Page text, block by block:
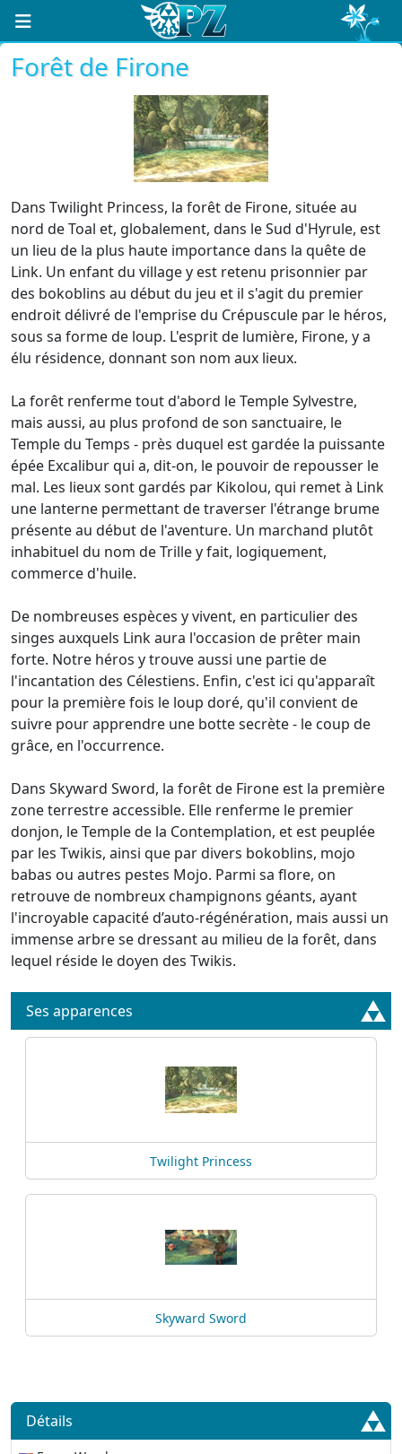
Forêt de Firone
Dans Twilight Princess, la forêt de Firone, située au
nord de Toal et, globalement, dans le Sud d'Hyrule, est
un lieu de la plus haute importance dans la quête de
Link. Un enfant du village y est retenu prisonnier par
des bokoblins au début du jeu et il s'agit du premier
endroit délivré de l'emprise du Crépuscule par le héros,
sous sa forme de loup. L'esprit de lumière, Firone, y a
élu résidence, donnant son nom aux lieux.
La forêt renferme tout d'abord le Temple Sylvestre,
mais aussi, au plus profond de son sanctuaire, le
Temple du Temps - près duquel est gardée la puissante
épée Excalibur qui a, dit-on, le pouvoir de repousser le
mal. Les lieux sont gardés par Kikolou, qui remet à Link
une lanterne permettant de traverser l'étrange brume
présente au début de l'aventure. Un marchand plutôt
inhabituel du nom de Trille y fait, logiquement,
commerce d'huile.
De nombreuses espèces y vivent, en particulier des
singes auxquels Link aura l'occasion de prêter main
forte. Notre héros y trouve aussi une partie de
l'incantation des Célestiens. Enfin, c'est ici qu'apparaît
pour la première fois le loup doré, qu'il convient de
suivre pour apprendre une botte secrète - le coup de
grâce, en l'occurrence.
Dans Skyward Sword, la forêt de Firone est la première
zone terrestre accessible. Elle renferme le premier
donjon, le Temple de la Contemplation, et est peuplée
par les Twikis, ainsi que par divers bokoblins, mojo
babas ou autres pestes Mojo. Parmi sa flore, on
retrouve de nombreux champignons géants, ayant
l'incroyable capacité d’auto-régénération, mais aussi un
immense arbre se dressant au milieu de la forêt, dans
lequel réside le doyen des Twikis.
Ses apparences
Twilight Princess
Skyward Sword
Détails